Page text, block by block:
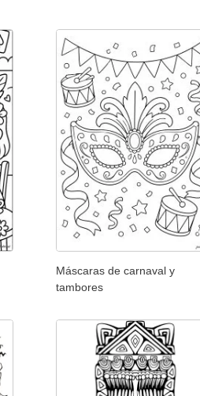
Máscaras de carnaval y
tambores